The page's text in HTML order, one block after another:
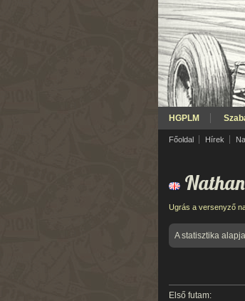
HGPLM
Főoldal Hírek
Ugrás a versenyző
A statisztika
Első futam: